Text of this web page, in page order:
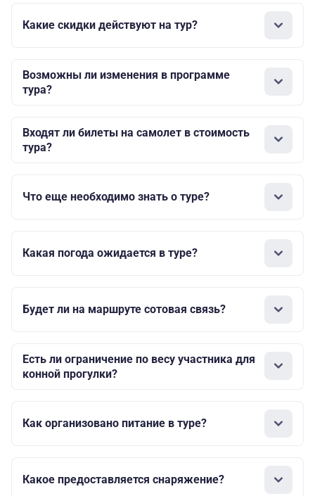
Какие скидки действуют на тур?
Возможны ли изменения в программе
тура?
Входят ли билеты на самолет в стоимость
тура?
Что еще необходимо знать о туре?
Какая погода ожидается в туре?
Будет ли на маршруте сотовая связь?
Есть ли ограничение по весу участника для
конной прогулки?
Как организовано питание в туре?
Какое предоставляется снаряжение?